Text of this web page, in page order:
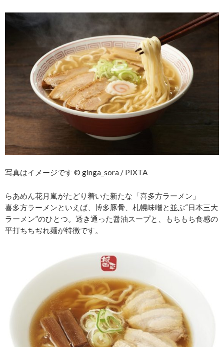
写真はイメージです © ginga_sora / PIXTA
らあめん花月嵐がたどり着いた新たな「喜多方ラーメン」
喜多方ラーメンといえば、博多豚骨、札幌味噌と並ぶ“日本三大
ラーメン”のひとつ。透き通った醤油スープと、もちもち食感の
平打ちちぢれ麺が特徴です。